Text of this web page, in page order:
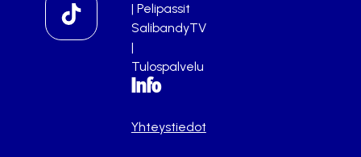
| Pelipassit
SalibandyTV
|
Tulospalvelu
Info
Yhteystiedot